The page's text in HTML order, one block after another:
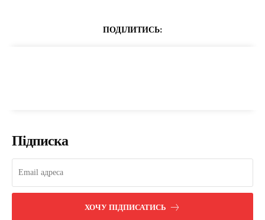
ПОДІЛИТИСЬ:
Підписка
ХОЧУ ПІДПИСАТИСЬ